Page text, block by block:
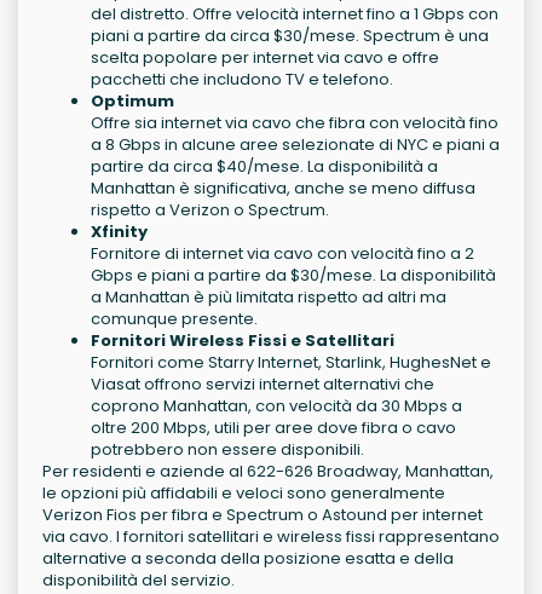
del distretto. Offre velocità internet fino a 1 Gbps con
piani a partire da circa $30/mese. Spectrum è una
scelta popolare per internet via cavo e offre
pacchetti che includono TV e telefono.
Optimum
Offre sia internet via cavo che fibra con velocità fino
a 8 Gbps in alcune aree selezionate di NYC e piani a
partire da circa $40/mese. La disponibilità a
Manhattan è significativa, anche se meno diffusa
rispetto a Verizon o Spectrum.
Xfinity
Fornitore di internet via cavo con velocità fino a 2
Gbps e piani a partire da $30/mese. La disponibilità
a Manhattan è più limitata rispetto ad altri ma
comunque presente.
Fornitori Wireless Fissi e Satellitari
Fornitori come Starry Internet, Starlink, HughesNet e
Viasat offrono servizi internet alternativi che
coprono Manhattan, con velocità da 30 Mbps a
oltre 200 Mbps, utili per aree dove fibra o cavo
potrebbero non essere disponibili.
Per residenti e aziende al 622-626 Broadway, Manhattan,
le opzioni più affidabili e veloci sono generalmente
Verizon Fios per fibra e Spectrum o Astound per internet
via cavo. I fornitori satellitari e wireless fissi rappresentano
alternative a seconda della posizione esatta e della
disponibilità del servizio.